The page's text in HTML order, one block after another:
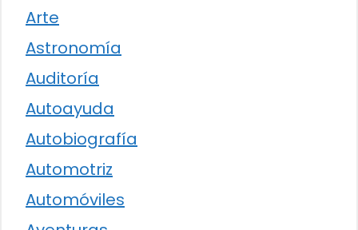
Arte
Astronomía
Auditoría
Autoayuda
Autobiografía
Automotriz
Automóviles